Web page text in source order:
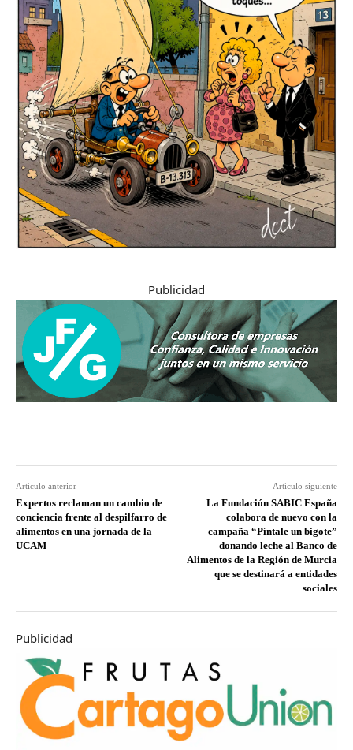
Publicidad
Artículo anterior
Expertos reclaman un cambio de
conciencia frente al despilfarro de
alimentos en una jornada de la
UCAM
Artículo siguiente
La Fundación SABIC España
colabora de nuevo con la
campaña “Píntale un bigote”
donando leche al Banco de
Alimentos de la Región de Murcia
que se destinará a entidades
sociales
Publicidad